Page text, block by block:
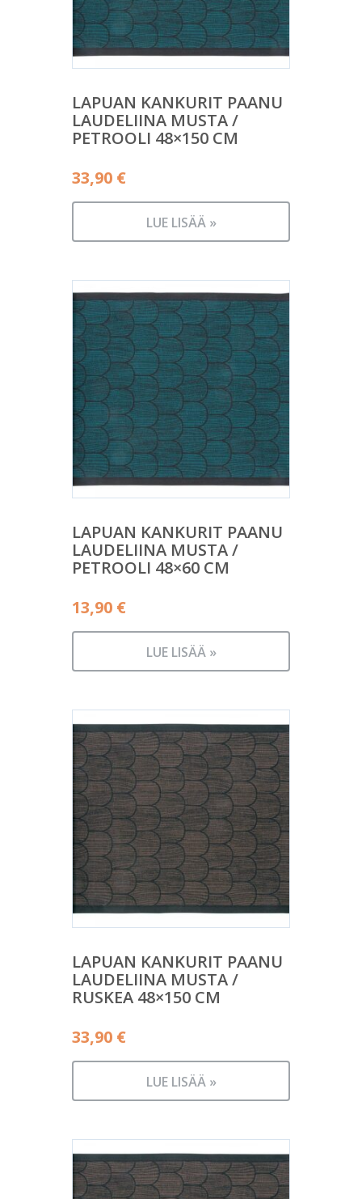
LAPUAN KANKURIT PAANU
LAUDELIINA MUSTA /
PETROOLI 48×150 CM
33,90 €
LUE LISÄÄ »
LAPUAN KANKURIT PAANU
LAUDELIINA MUSTA /
PETROOLI 48×60 CM
13,90 €
LUE LISÄÄ »
LAPUAN KANKURIT PAANU
LAUDELIINA MUSTA /
RUSKEA 48×150 CM
33,90 €
LUE LISÄÄ »